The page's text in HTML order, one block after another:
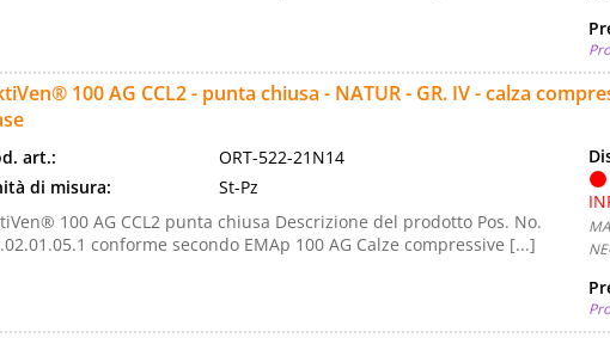
100 AG CCL2 - punta chiusa - NATUR - GR. IV - calza
art.:
ORT-522-21N14
di misura:
St-Pz
100 AG CCL2 punta chiusa Descrizione del prodotto Pos. No.
conforme secondo EMAp 100 AG Calze compressive [...]